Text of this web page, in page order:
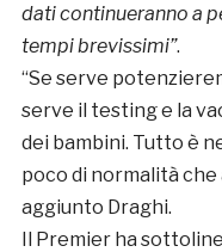
dati continueranno a
tempi brevissimi”.
“Se serve
serve il testing e la
dei bambini. Tutto è
poco di normalità che
aggiunto Draghi.
Il Premier ha